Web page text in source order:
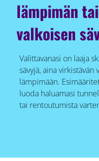
lämpimän
valkoisen
Valittavanasi on laaja
sävyjä, aina virkistävän
lämpimään.
luoda haluamasi
tai rentoutumista